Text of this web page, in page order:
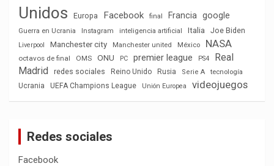
Unidos
Europa Facebook final Francia google
Guerra en Ucrania Instagram inteligencia artificial Italia Joe Biden
Liverpool Manchester city Manchester united México NASA
octavos de final OMS ONU PC premier league PS4
Real
Madrid
redes sociales Reino Unido Rusia Serie A
tecnología
Ucrania
UEFA Champions League Unión Europea videojuegos
Redes sociales
Facebook